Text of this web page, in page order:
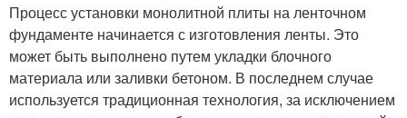
Процесс установки монолитной плиты на ленточном
фундаменте начинается с изготовления ленты. Это
может быть выполнено путем укладки блочного
материала или заливки бетоном. В последнем случае
используется традиционная технология, за исключением